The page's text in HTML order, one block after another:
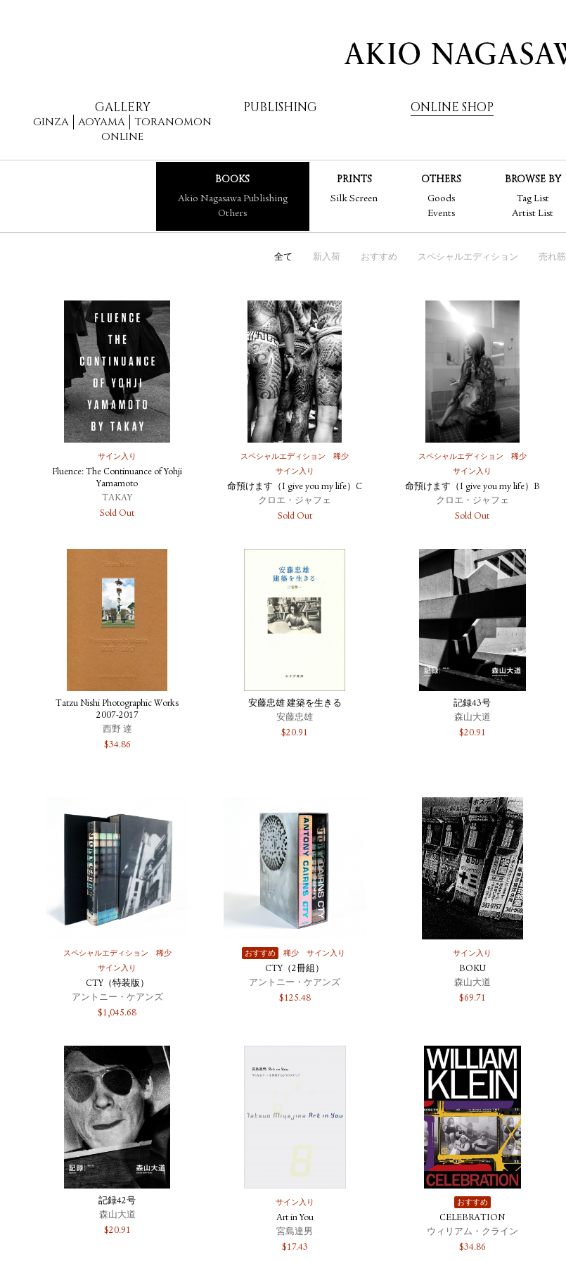
AKIO NAGASAWA
GALLERY
GINZA AOYAMA
TORANOMON
ONLINE
PUBLISHING ONLINE SHOP
BOOKS
Akio Nagasawa Publishing
Others
PRINTS
Silk Screen
OTHERS
Goods
Events
BROWSE BY
Tag List
Artist List
全て 新入荷 おすすめ スペシャルエディション 売れ筋
サイン入り
Fluence: The Continuance of Yohji
Yamamoto
TAKAY
Sold Out
スペシャルエディション
稀少
サイン入り
命預けます（I give you my life）C
クロエ・ジャフェ
Sold Out
スペシャルエディション
稀少
サイン入り
命預けます（I give you my life）B
クロエ・ジャフェ
Sold Out
Tatzu Nishi Photographic Works
2007-2017
西野 達
$34.86
安藤忠雄 建築を生きる
安藤忠雄
$20.91
記録43号
森山大道
$20.91
スペシャルエディション
稀少
サイン入り
CTY（特装版）
アントニー・ケアンズ
$1,045.68
おすすめ 稀少 サイン入り
CTY（2冊組）
アントニー・ケアンズ
$125.48
サイン入り
BOKU
森山大道
$69.71
記録42号
森山大道
$20.91
サイン入り
Art in You
宮島達男
$17.43
おすすめ
CELEBRATION
ウィリアム・クライン
$34.86